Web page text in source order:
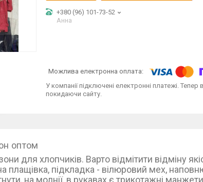
+380 (96) 101-73-52
Анна
У компанії підключені електронні платежі.
покидаючи сайту.
оптом
для хлопчиків. Варто відмітити відміну
підкладка - вілюровий мех,
на молнії, в рукавах є трикотажні